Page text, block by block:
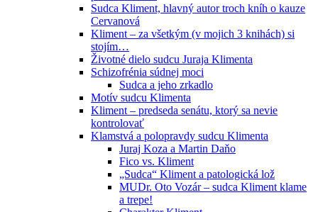
Sudca Kliment, hlavný autor troch kníh o kauze
Cervanová
Kliment – za všetkým (v mojich 3 knihách) si
stojím…
Životné dielo sudcu Juraja Klimenta
Schizofrénia súdnej moci
Sudca a jeho zrkadlo
Motív sudcu Klimenta
Kliment – predseda senátu, ktorý sa nevie
kontrolovať
Klamstvá a polopravdy sudcu Klimenta
Juraj Koza a Martin Daňo
Fico vs. Kliment
„Sudca“ Kliment a patologická lož
MUDr. Oto Vozár – sudca Kliment klame
a trepe!